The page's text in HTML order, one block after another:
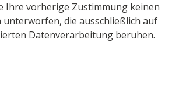
Ihre vorherige Zustimmung keinen
unterworfen, die ausschließlich auf
Datenverarbeitung beruhen.